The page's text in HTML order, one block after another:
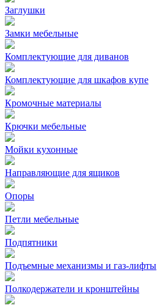
Заглушки
Замки мебельные
Комплектующие для диванов
Комплектующие для шкафов купе
Кромочные материалы
Крючки мебельные
Мойки кухонные
Направляющие для ящиков
Опоры
Петли мебельные
Подпятники
Подъемные механизмы и газ-лифты
Полкодержатели и кронштейны